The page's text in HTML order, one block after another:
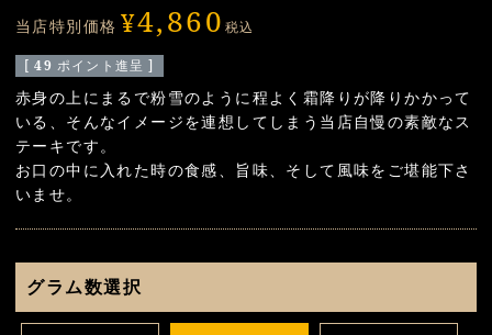
当店特別価格 ¥4,860 税込
[ 49 ポイント進呈 ]
赤身の上にまるで粉雪のように程よく霜降りが降りかかって
いる、そんなイメージを連想してしまう当店自慢の素敵なス
テーキです。
お口の中に入れた時の食感、旨味、そして風味をご堪能下さ
いませ。
グラム数選択